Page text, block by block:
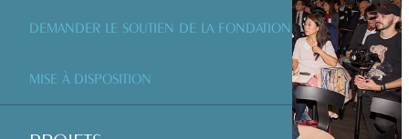
DEMANDER LE SOUTIEN DE LA FONDATION
MISE À DISPOSITION